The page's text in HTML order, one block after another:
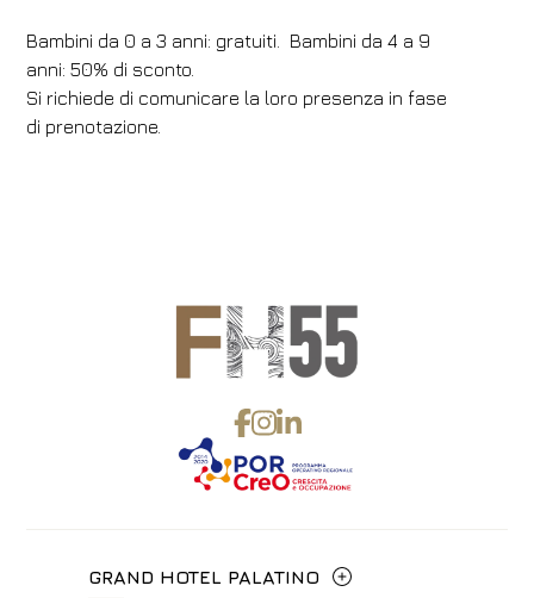
Bambini da 0 a 3 anni: gratuiti. Bambini da 4 a 9
anni: 50% di sconto.
Si richiede di comunicare la loro presenza in fase
di prenotazione.
GRAND HOTEL PALATINO